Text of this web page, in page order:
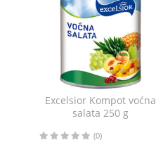
Excelsior Kompot voćna
salata 250 g
(0)